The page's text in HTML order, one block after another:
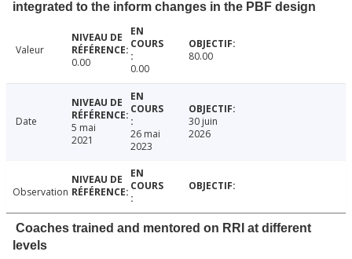
integrated to the inform changes in the PBF design
Valeur
0.00
0.00
80.00
Date
5 mai
2021
26 mai
2023
30 juin
2026
Observation
Coaches trained and mentored on RRI at different
levels